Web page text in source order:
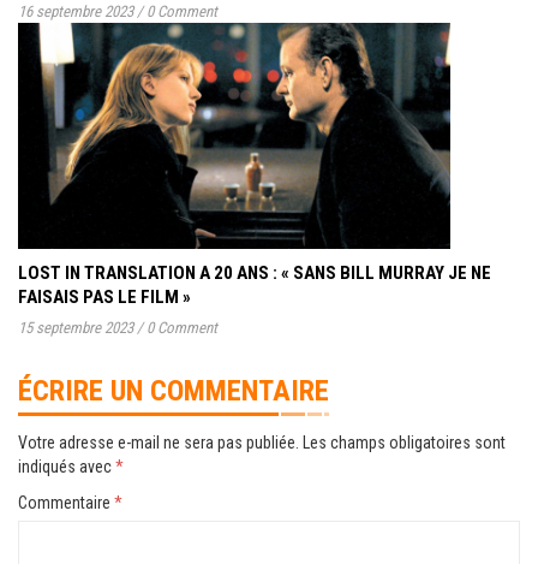
16 septembre 2023 / 0 Comment
LOST IN TRANSLATION A 20 ANS : « SANS BILL MURRAY JE NE
FAISAIS PAS LE FILM »
15 septembre 2023 / 0 Comment
ÉCRIRE UN COMMENTAIRE
Votre adresse e-mail ne sera pas publiée.
Les champs obligatoires sont
indiqués avec*
Commentaire *